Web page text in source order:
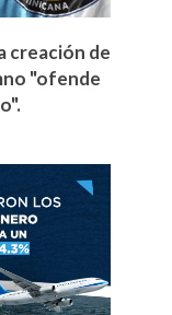
creación de
"ofende